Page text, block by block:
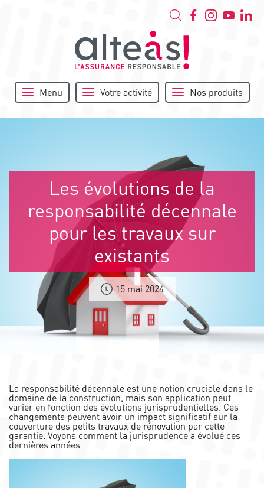
Menu Votre activité Nos produits
Les évolutions de la
responsabilité décennale
pour les travaux sur
existants
15 mai 2024
La responsabilité décennale est une notion cruciale dans le
domaine de la construction, mais son application peut
varier en fonction des évolutions jurisprudentielles. Ces
changements peuvent avoir un impact significatif sur la
couverture des petits travaux de rénovation par cette
garantie. Voyons comment la jurisprudence a évolué ces
dernières années.